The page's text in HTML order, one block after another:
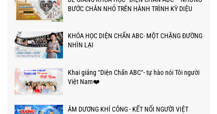
BƯỚC CHÂN NHỎ TRÊN HÀNH TRÌNH KỲ DIỆU
KHÓA HỌC DIỆN CHẨN ABC- MỘT CHẶNG ĐƯỜNG
NHÌN LẠI
Khai giảng “Diện Chẩn ABC“- tự hào nói Tôi người
Việt Nam❤️
ÂM DƯƠNG KHÍ CÔNG - KẾT NỐI NGƯỜI VIỆT